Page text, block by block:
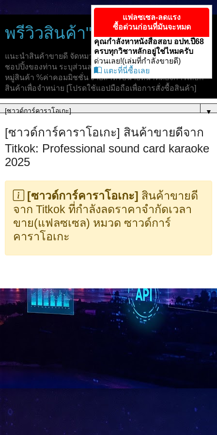
พรีวิวสินค้า"TikTok"ขายดี
แนะนำสินค้าขายดี จัดหมวดหมู่เพื่อให้ง่ายต่อการจับจ่าย และ
ชอปปิ้งของท่าน ระบุส่วนลด ราคาขาย แฟลซเซล และจัดหมวด
หมู่สินค้า %ค่าคอมมิชชั่น ง่ายสำหรับนายหน้าที่ต้องการเลือก
สินค้าเพื่อจำหน่าย [โปรดใช้แอปมือถือเพื่อการสั่งซื้อสินค้า]
▼
[ซาวด์การ์คาราโอเกะ] สินค้าขายดีจาก
Titkok: Professional sound card karaoke
2025
[ซาวด์การ์คาราโอเกะ] สินค้าขายดี
จาก Titkok ที่กำลังลดราคาจำกัดเวลา
ขาย(แฟลซเซล) หมวด ซาวด์การ์
คาราโอเกะ
แฟลซเซล-ลดแรง
ซื้อด่วนก่อนที่มันจะหมด
คุณกำลังหาหนังสือสอบ อปท.ปี68
ครบทุกวิชาหลักอยู่ใช่ไหมครับ
ด่วนเลย!(เล่มที่กำลังขายดี)
แตะที่นี่ซื้อเลย